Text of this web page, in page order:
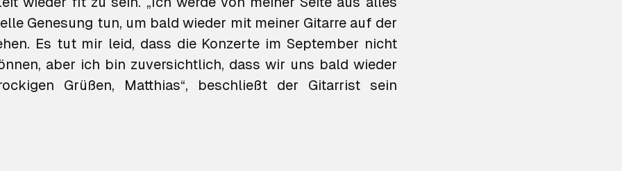
Genesung tun, um bald wieder mit meiner Gitarre auf der
Es tut mir leid, dass die Konzerte im September nicht
aber ich bin zuversichtlich, dass wir uns bald wieder
Grüßen, Matthias“, beschließt der Gitarrist sein